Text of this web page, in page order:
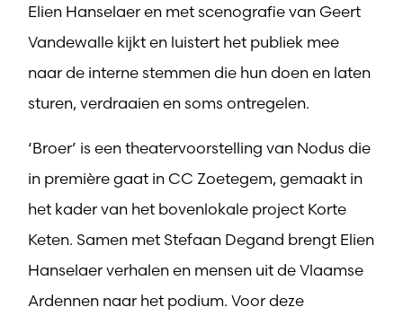
Elien Hanselaer en met scenografie van Geert
Vandewalle kijkt en luistert het publiek mee
naar de interne stemmen die hun doen en laten
sturen, verdraaien en soms ontregelen.
‘Broer’ is een theatervoorstelling van Nodus die
in première gaat in CC Zoetegem, gemaakt in
het kader van het bovenlokale project Korte
Keten. Samen met Stefaan Degand brengt Elien
Hanselaer verhalen en mensen uit de Vlaamse
Ardennen naar het podium. Voor deze